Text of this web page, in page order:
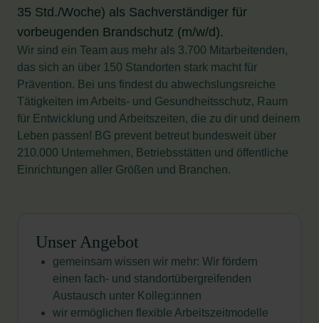
35 Std./Woche) als Sachverständiger für
vorbeugenden Brandschutz (m/w/d).
Wir sind ein Team aus mehr als 3.700 Mitarbeitenden,
das sich an über 150 Standorten stark macht für
Prävention. Bei uns findest du abwechslungsreiche
Tätigkeiten im Arbeits- und Gesundheitsschutz, Raum
für Entwicklung und Arbeitszeiten, die zu dir und deinem
Leben passen! BG prevent betreut bundesweit über
210.000 Unternehmen, Betriebsstätten und öffentliche
Einrichtungen aller Größen und Branchen.
Unser Angebot
gemeinsam wissen wir mehr: Wir fördern
einen fach- und standortübergreifenden
Austausch unter Kolleg:innen
wir ermöglichen flexible Arbeitszeitmodelle